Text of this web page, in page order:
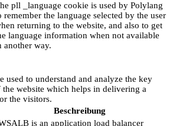
pll _language cookie is used by Polylang
remember the language selected by the user
returning to the website, and also to get
language information when not available
another way.
used to understand and analyze the key
website which helps in delivering a
the visitors.
Beschreibung
is an application load balancer